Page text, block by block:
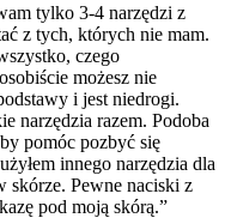
tylko 3-4 narzędzi z
z tych, których nie mam.
czego
możesz nie
i jest niedrogi.
narzędzia razem. Podoba
pomóc pozbyć się
innego narzędzia dla
skórze. Pewne naciski z
pod moją skórą.”